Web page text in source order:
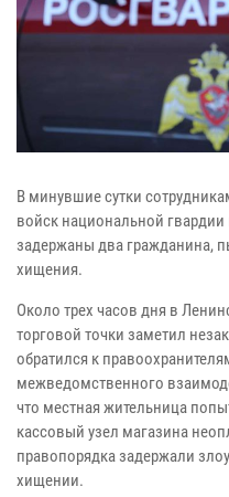
В минувшие сутки
войск национальной
задержаны два гражданина,
хищения.
Около трех часов дня в
торговой точки заметил
обратился к
межведомственного
что местная жительница
кассовый узел магазина
правопорядка задержали
хищении.